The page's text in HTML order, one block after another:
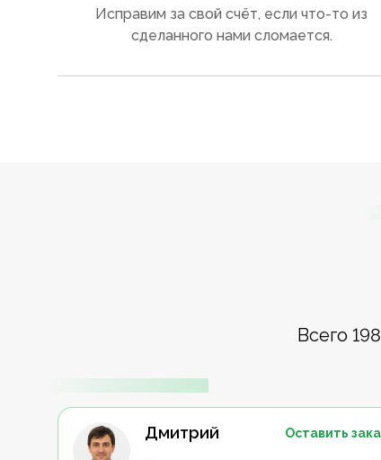
Исправим за свой счёт, если что-то из
сделанного нами сломается.
Всего
Дмитрий Оставить